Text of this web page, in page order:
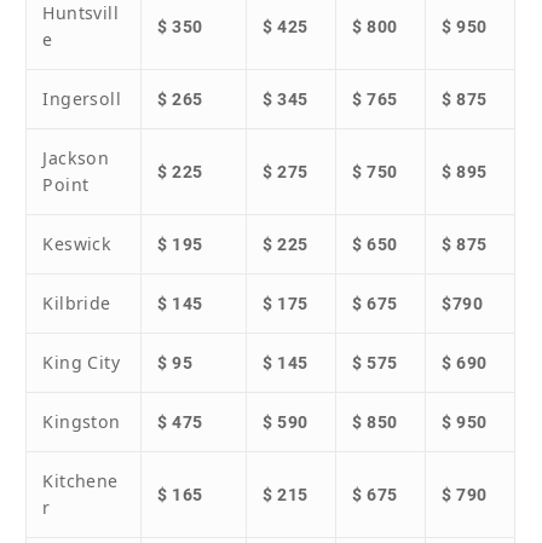
Huntsvill
e
$ 350 $ 425 $ 800 $ 950
Ingersoll $ 265 $ 345 $ 765 $ 875
Jackson
Point
$ 225 $ 275 $ 750 $ 895
Keswick $ 195 $ 225 $ 650 $ 875
Kilbride $ 145 $ 175 $ 675 $790
King City $ 95 $ 145 $ 575 $ 690
Kingston $ 475 $ 590 $ 850 $ 950
Kitchene
r
$ 165 $ 215 $ 675 $ 790